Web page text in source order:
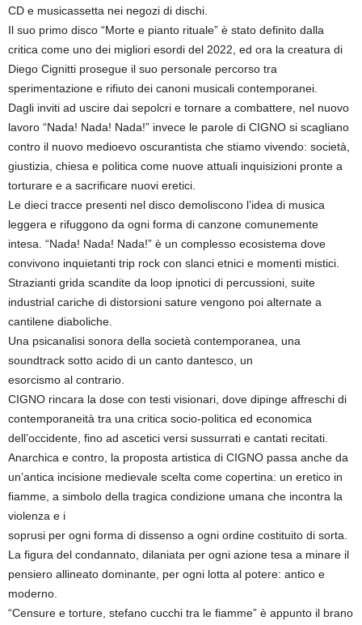
CD e musicassetta nei negozi di dischi.
Il suo primo disco “Morte e pianto rituale” è stato definito dalla
critica come uno dei migliori esordi del 2022, ed ora la creatura di
Diego Cignitti prosegue il suo personale percorso tra
sperimentazione e rifiuto dei canoni musicali contemporanei.
Dagli inviti ad uscire dai sepolcri e tornare a combattere, nel nuovo
lavoro “Nada! Nada! Nada!” invece le parole di CIGNO si scagliano
contro il nuovo medioevo oscurantista che stiamo vivendo: società,
giustizia, chiesa e politica come nuove attuali inquisizioni pronte a
torturare e a sacrificare nuovi eretici.
Le dieci tracce presenti nel disco demoliscono l’idea di musica
leggera e rifuggono da ogni forma di canzone comunemente
intesa. “Nada! Nada! Nada!” è un complesso ecosistema dove
convivono inquietanti trip rock con slanci etnici e momenti mistici.
Strazianti grida scandite da loop ipnotici di percussioni, suite
industrial cariche di distorsioni sature vengono poi alternate a
cantilene diaboliche.
Una psicanalisi sonora della società contemporanea, una
soundtrack sotto acido di un canto dantesco, un
esorcismo al contrario.
CIGNO rincara la dose con testi visionari, dove dipinge affreschi di
contemporaneità tra una critica socio-politica ed economica
dell’occidente, fino ad ascetici versi sussurrati e cantati recitati.
Anarchica e contro, la proposta artistica di CIGNO passa anche da
un’antica incisione medievale scelta come copertina: un eretico in
fiamme, a simbolo della tragica condizione umana che incontra la
violenza e i
soprusi per ogni forma di dissenso a ogni ordine costituito di sorta.
La figura del condannato, dilaniata per ogni azione tesa a minare il
pensiero allineato dominante, per ogni lotta al potere: antico e
moderno.
“Censure e torture, stefano cucchi tra le fiamme” è appunto il brano